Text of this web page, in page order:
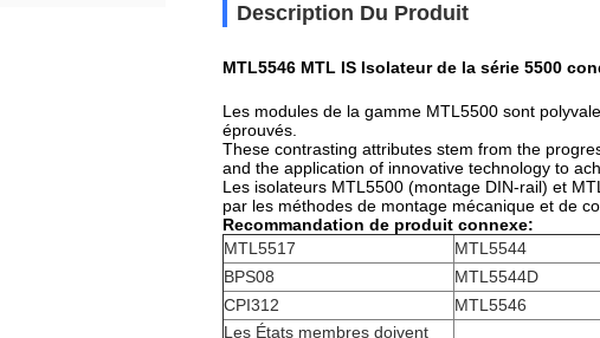
Description Du Produit
MTL5546 MTL IS Isolateur de la série 5500
Les modules de la gamme MTL5500 sont
éprouvés.
These contrasting attributes stem from the
and the application of innovative technology to
Les isolateurs MTL5500 (montage DIN-rail) et
par les méthodes de montage mécanique et de
Recommandation de produit connexe:
MTL5517
MTL5544
BPS08
MTL5544D
CPI312
MTL5546
Les États membres doivent